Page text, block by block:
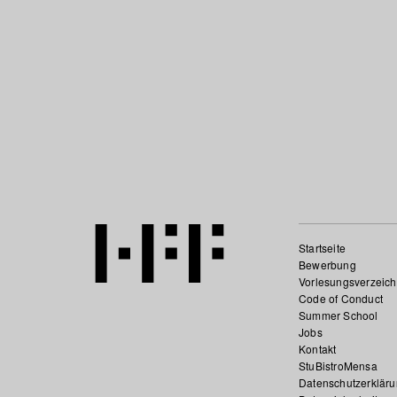
Startseite
Bewerbung
Code of Conduct
Summer School
Jobs
Kontakt
StuBistroMensa